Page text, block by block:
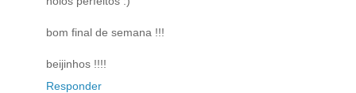
bom final de semana !!!
beijinhos !!!!
Responder